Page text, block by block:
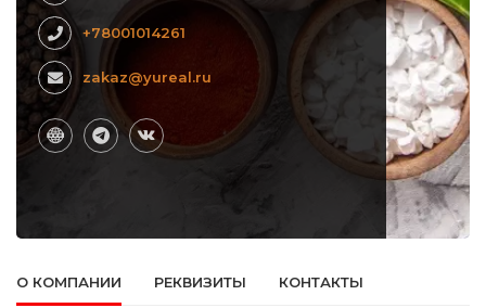
+78001014261
zakaz@yureal.ru
О КОМПАНИИ РЕКВИЗИТЫ КОНТАКТЫ